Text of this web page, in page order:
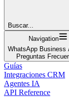
Buscar...
Navigation
WhatsApp Business
Preguntas
Guías
Integraciones CRM
Agentes IA
API Reference